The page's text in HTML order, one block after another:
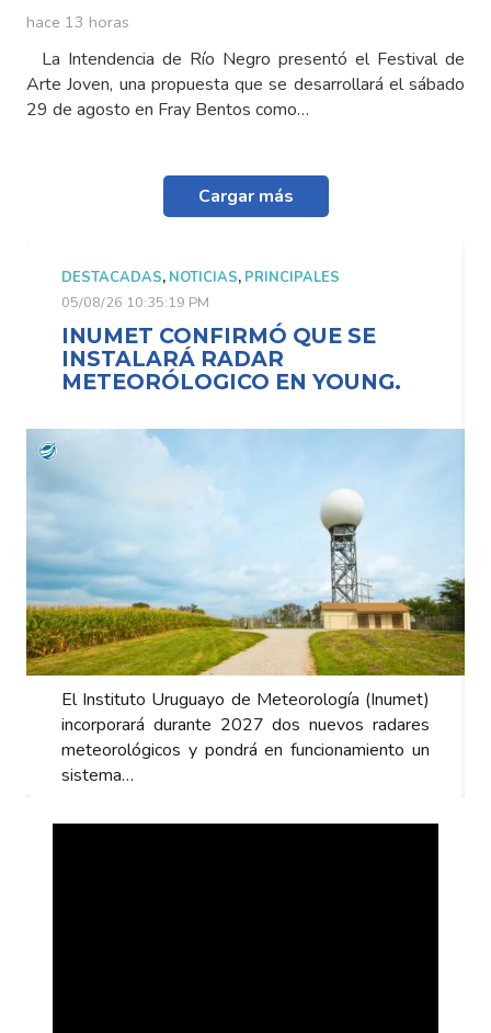
hace 13 horas
La Intendencia de Río Negro presentó el Festival de
Arte Joven, una propuesta que se desarrollará el sábado
29 de agosto en Fray Bentos como…
Cargar más
DESTACADAS,NOTICIAS,PRINCIPALES
05/08/26 10:35:19 PM
INUMET CONFIRMÓ QUE SE
INSTALARÁ RADAR
METEORÓLOGICO EN YOUNG.
El Instituto Uruguayo de Meteorología (Inumet)
incorporará durante 2027 dos nuevos radares
meteorológicos y pondrá en funcionamiento un
sistema…